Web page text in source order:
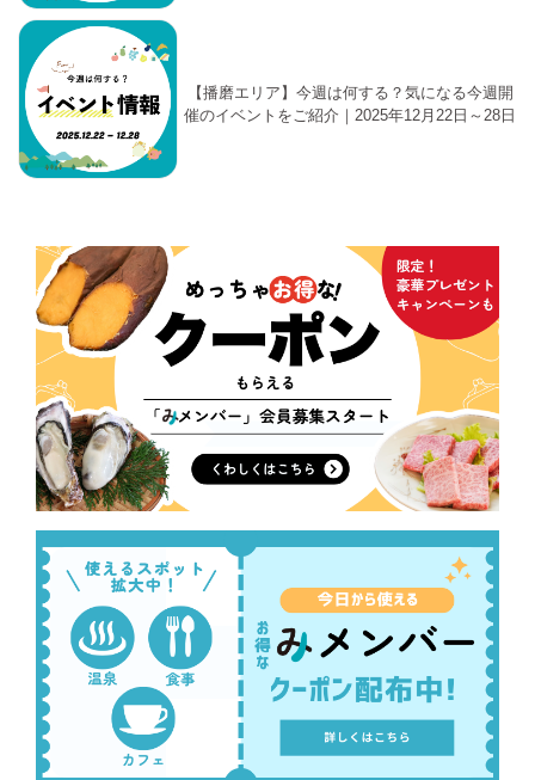
【播磨エリア】今週は何する？気になる今週開
催のイベントをご紹介｜2025年12月22日～28日